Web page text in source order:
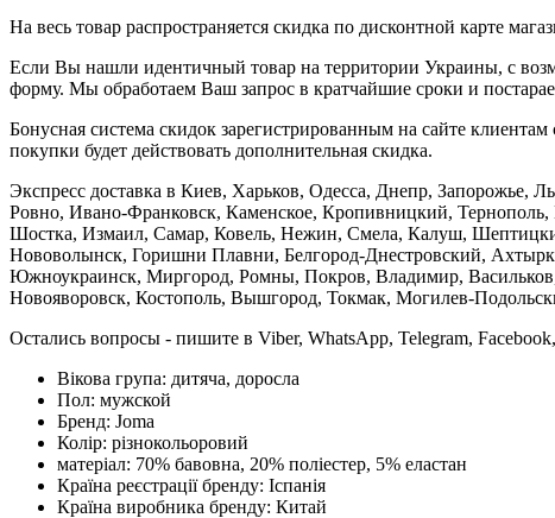
На весь товар распространяется скидка по дисконтной карте
Если Вы нашли идентичный товар на территории Украины, с
форму. Мы обработаем Ваш запрос в кратчайшие сроки и
Бонусная система скидок зарегистрированным на сайте
покупки будет действовать дополнительная скидка.
Экспресс доставка в Киев, Харьков, Одесса, Днепр,
Ровно, Ивано-Франковск, Каменское, Кропивницкий,
Шостка, Измаил, Самар, Ковель, Нежин, Смела, Калуш,
Нововолынск, Горишни Плавни, Белгород-Днестровский,
Южноукраинск, Миргород, Ромны, Покров, Владимир,
Новояворовск, Костополь, Вышгород, Токмак, Могилев-
Остались вопросы - пишите в Viber, WhatsApp, Telegram,
Вікова група: дитяча, доросла
Пол: мужской
Бренд: Joma
Колір: різнокольоровий
матеріал: 70% бавовна, 20% поліестер, 5% еластан
Країна реєстрації бренду: Іспанія
Країна виробника бренду: Китай